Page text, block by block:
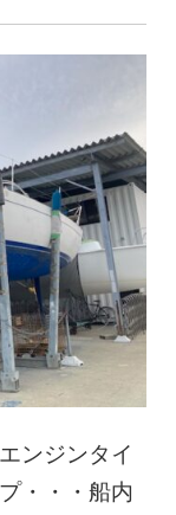
エンジンタイ
プ・・・船内